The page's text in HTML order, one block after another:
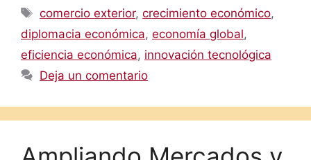
Etiquetas
comercio exterior,crecimiento económico,
diplomacia económica, economía global,
eficiencia económica, innovación tecnológica
Deja un comentario